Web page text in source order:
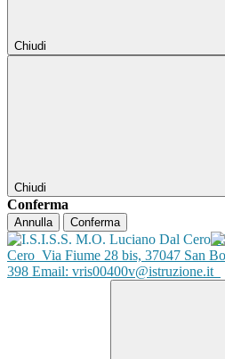
Chiudi
Chiudi
Conferma
Annulla Conferma
Cero Via Fiume 28 bis, 37047 San
398 Email: vris00400v@istruzione.it